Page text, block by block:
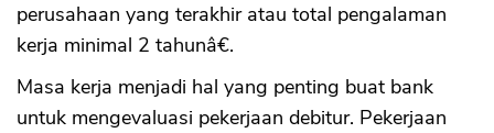
perusahaan yang terakhir atau total pengalaman
kerja minimal 2 tahunâ€.
Masa kerja menjadi hal yang penting buat bank
untuk mengevaluasi pekerjaan debitur. Pekerjaan